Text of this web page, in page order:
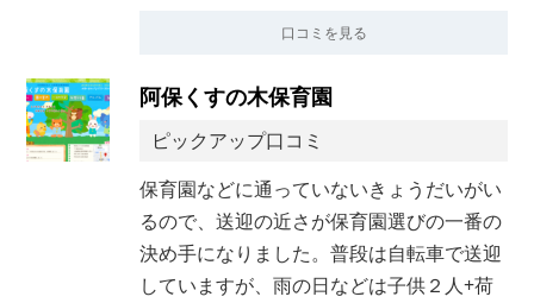
口コミを見る
阿保くすの木保育園
ピックアップ口コミ
保育園などに通っていないきょうだいがい
るので、送迎の近さが保育園選びの一番の
決め手になりました。普段は自転車で送迎
していますが、雨の日などは子供２人+荷